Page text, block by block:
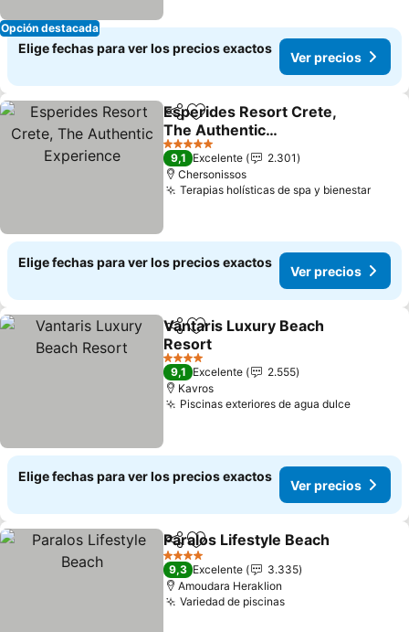
Opción destacada
Elige fechas para ver los precios exactos
Ver precios
CompartirAgregar a favoritos
Esperides Resort Crete,
The Authentic
Experience
5 Estrellas
9,1 Excelente
2.301
Chersonissos
Terapias holísticas de spa y bienestar
Elige fechas para ver los precios exactos
Ver precios
CompartirAgregar a favoritos
Vantaris Luxury Beach
Resort
4 Estrellas
9,1 Excelente
2.555
Kavros
Piscinas exteriores de agua dulce
Elige fechas para ver los precios exactos
Ver precios
CompartirAgregar a favoritos
Paralos Lifestyle Beach
4 Estrellas
9,3 Excelente
3.335
Amoudara Heraklion
Variedad de piscinas